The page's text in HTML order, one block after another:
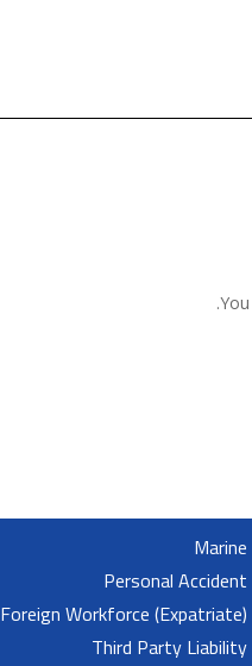
Personal Accident
Foreign Workforce (Expatriate)
Third Party Liability